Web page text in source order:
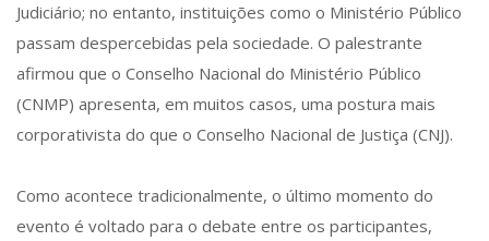
Judiciário; no entanto, instituições como o Ministério Público
passam despercebidas pela sociedade. O palestrante
afirmou que o Conselho Nacional do Ministério Público
(CNMP) apresenta, em muitos casos, uma postura mais
corporativista do que o Conselho Nacional de Justiça (CNJ).
Como acontece tradicionalmente, o último momento do
evento é voltado para o debate entre os participantes,